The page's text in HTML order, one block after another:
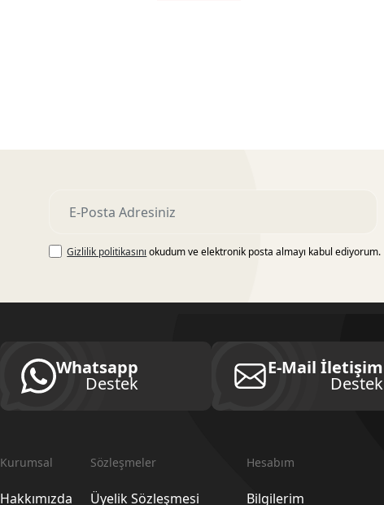
Gizlilik politikasını okudum ve elektronik posta almayı kabul ediyorum.
Whatsapp
Destek
E-Mail İletişim
Destek
Kurumsal
Hakkımızda
Sözleşmeler
Üyelik Sözleşmesi
Hesabım
Bilgilerim